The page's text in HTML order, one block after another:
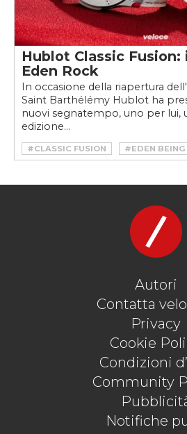
Hublot Classic Fusion:
Eden Rock
In occasione della riapertura
Saint Barthélémy Hublot ha
nuovi segnatempo, uno per lui,
edizione...
#CLASSIC FUSION
#EDEN BEING
#HUBLOT
Autori
Contatta
Privacy
Cookie
Condizioni
Community
Notifiche